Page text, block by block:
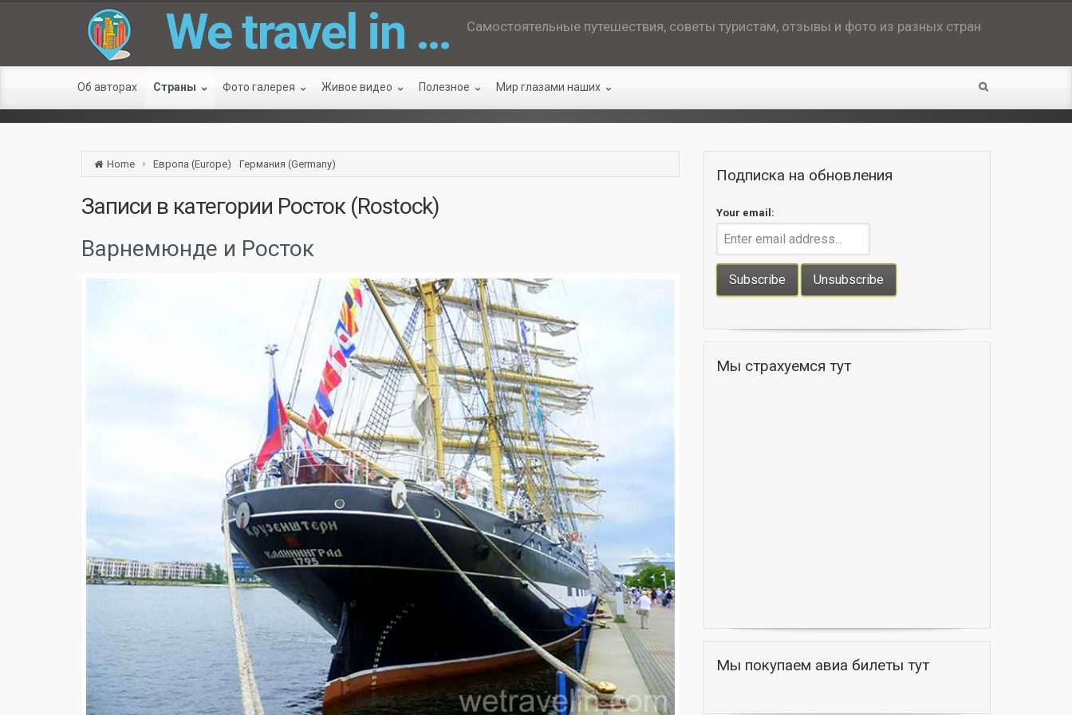
We travel in … Самостоятельные путешествия, советы туристам, отзывы и фото из разных стран
Об авторах Страны Фото галерея Живое видео Полезное Мир глазами наших
Home Европа (Europe) Германия (Germany)
Записи в категории Росток (Rostock)
Варнемюнде и Росток
Подписка на обновления
Your email:
Мы страхуемся тут
Мы покупаем авиа билеты тут